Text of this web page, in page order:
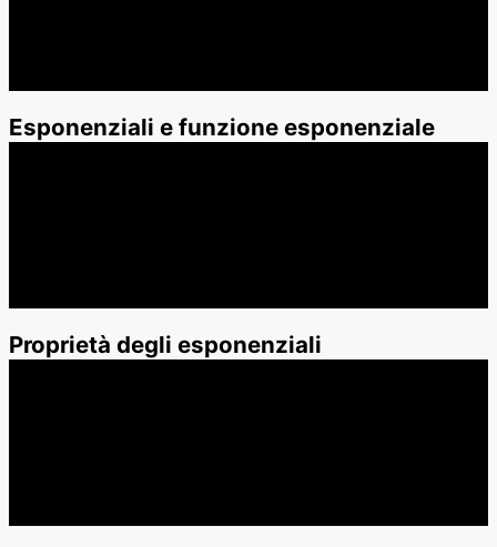
Esponenziali e funzione esponenziale
Proprietà degli esponenziali